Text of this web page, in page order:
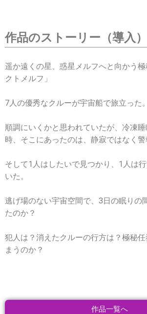
作品のストーリー（導入）
遥か遠くの星、惑星メルフへと向かう
クトメルフ」
7人の優秀なクルーが宇宙船で旅立った。
順調にいくかと思われていたが、冷凍
時、そこにあったのは、静寂ではなく警
そして1人はしたいで見つかり、1人は
いた。
逃げ場のない宇宙空間で、3日の眠りの
たのか？
犯人は？消えたクルーの行方は？極秘
まうのか？
作品一覧へ